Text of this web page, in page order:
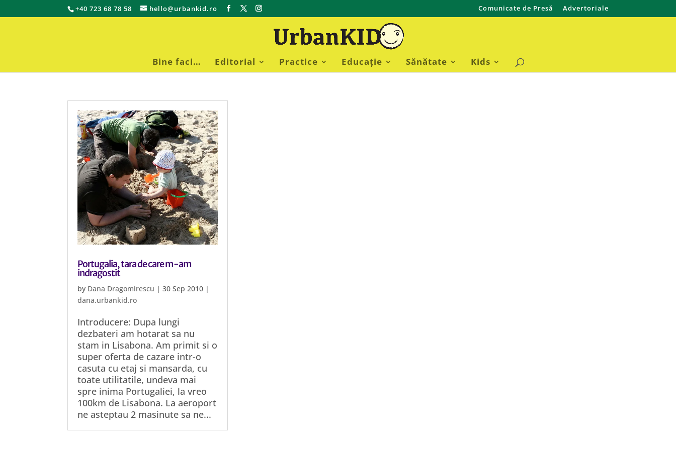
+40 723 68 78 58 hello@urbankid.ro Comunicate de Presă Advertoriale
Bine faci… Editorial Practice Educație Sănătate Kids
Portugalia, tara de care m-am
indragostit
by Dana Dragomirescu |30 Sep 2010 |
dana.urbankid.ro
Introducere: Dupa lungi
dezbateri am hotarat sa nu
stam in Lisabona. Am primit si o
super oferta de cazare intr-o
casuta cu etaj si mansarda, cu
toate utilitatile, undeva mai
spre inima Portugaliei, la vreo
100km de Lisabona. La aeroport
ne asteptau 2 masinute sa ne...